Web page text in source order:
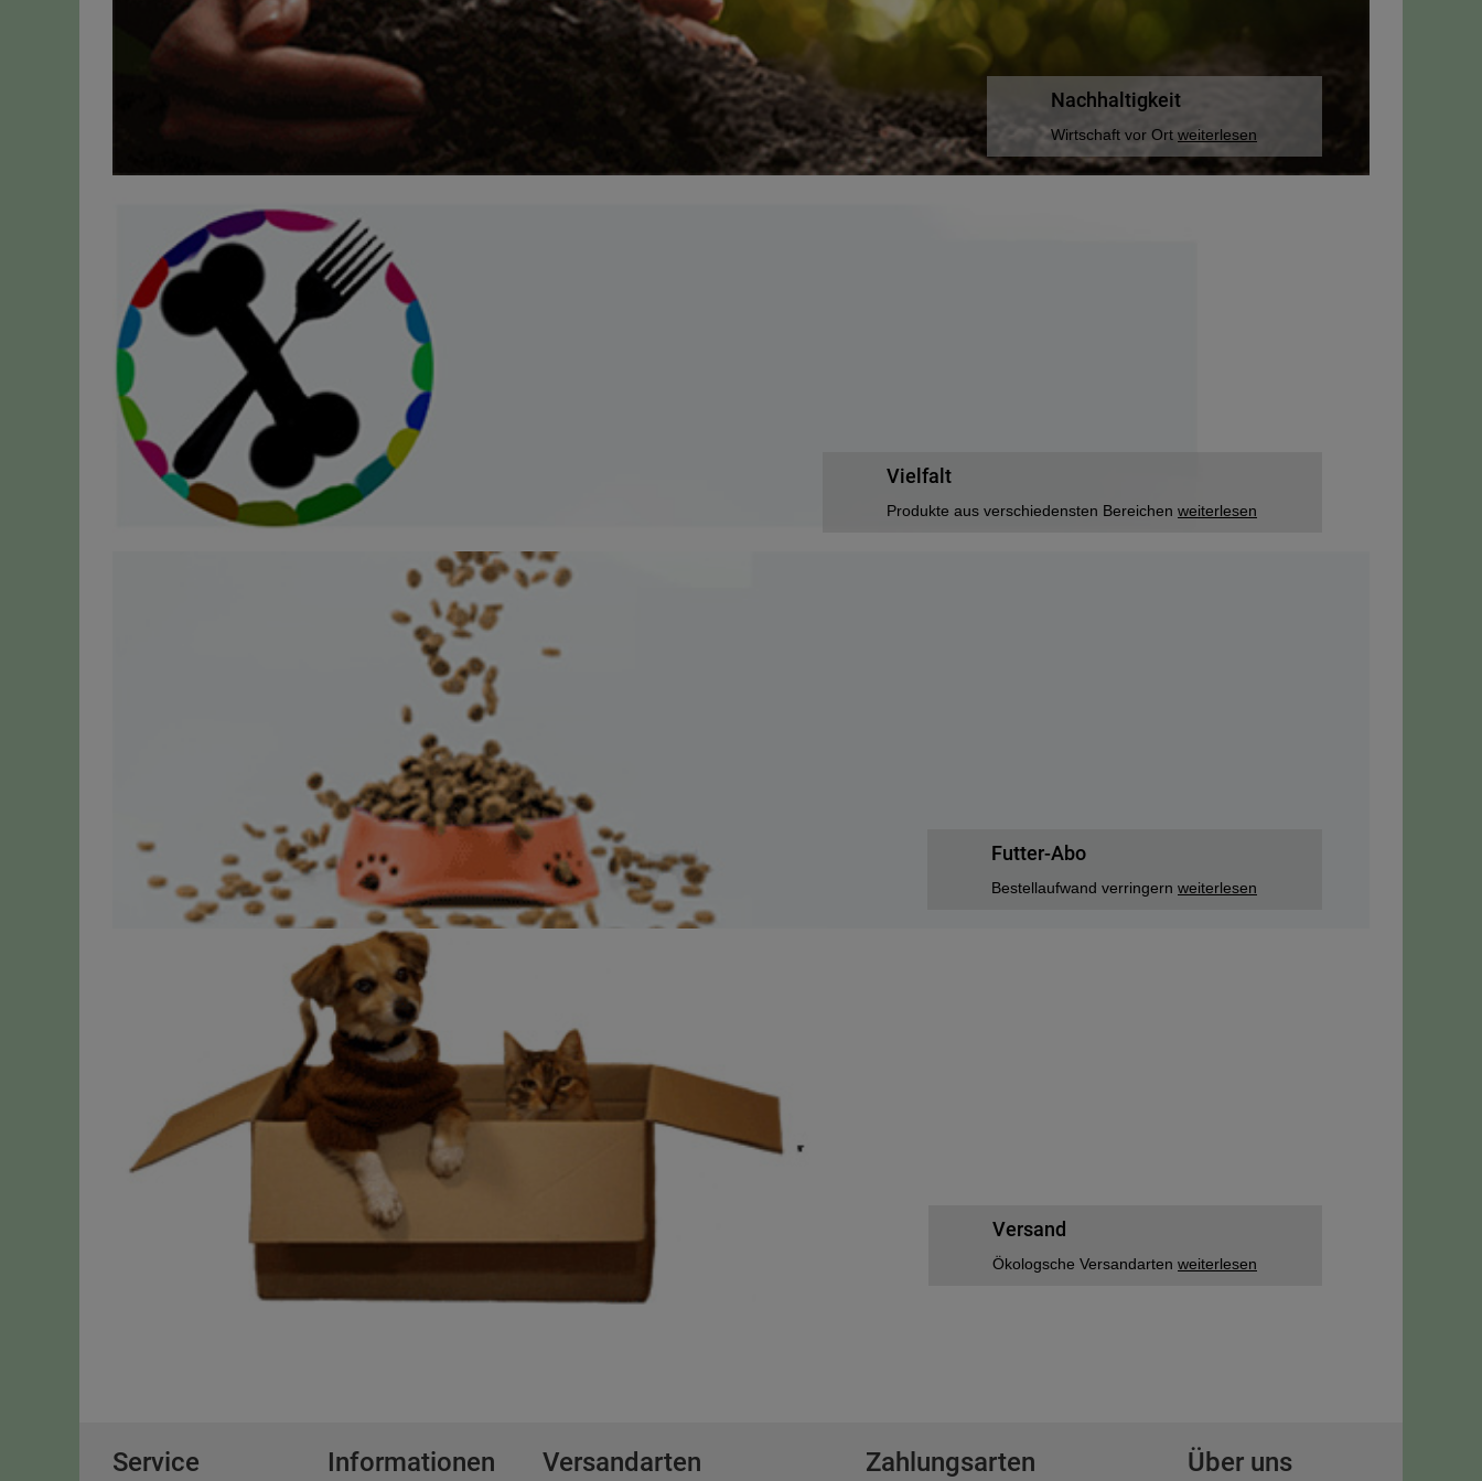
Nachhaltigkeit
Wirtschaft vor Ort weiterlesen
Vielfalt
Produkte aus verschiedensten Bereichen weiterlesen
Futter-Abo
Bestellaufwand verringern weiterlesen
Versand
Ökologsche Versandarten weiterlesen
Service Informationen Versandarten Zahlungsarten Über uns